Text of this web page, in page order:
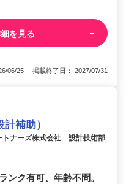
を見る
06/25 掲載終了日： 2027/07/31
補助）
トナーズ株式会社 設計技術部
ンク有可、年齢不問。